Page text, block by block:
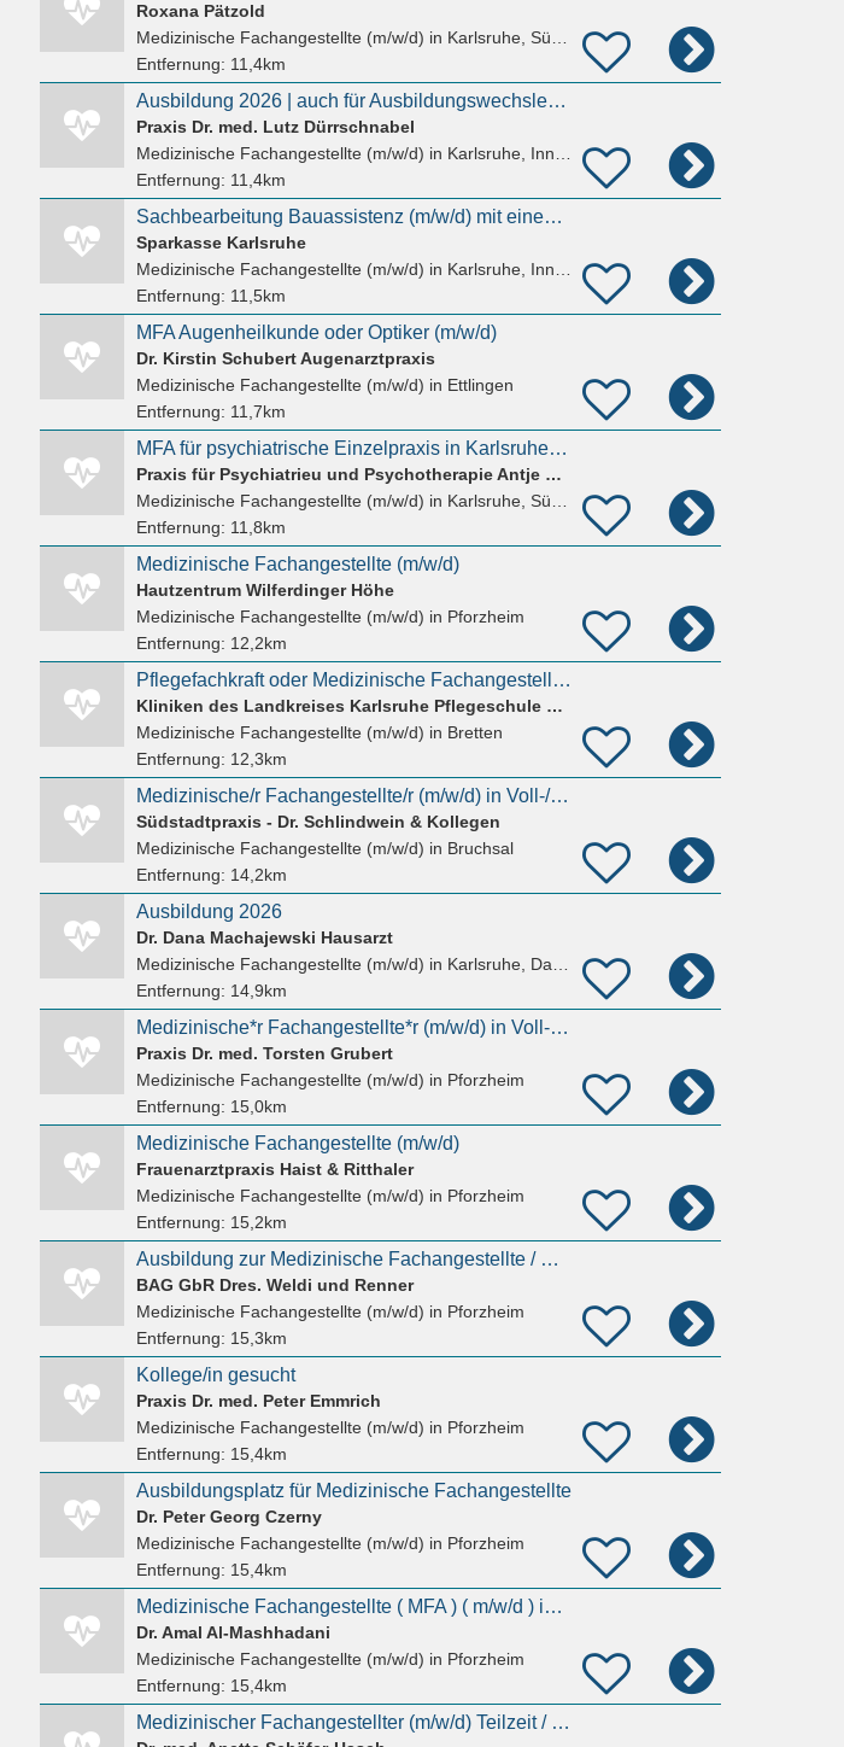
Roxana Pätzold
Medizinische Fachangestellte (m/w/d) in Karlsruhe, Südweststadt
Entfernung: 11,4km
Ausbildung 2026 | auch für Ausbildungswechsler/innen (m/w/d)
Praxis Dr. med. Lutz Dürrschnabel
Medizinische Fachangestellte (m/w/d) in Karlsruhe, Innenstadt-West
Entfernung: 11,4km
Sachbearbeitung Bauassistenz (m/w/d) mit einem Arbeitszeitumfang von 60%
Sparkasse Karlsruhe
Medizinische Fachangestellte (m/w/d) in Karlsruhe, Innenstadt-West
Entfernung: 11,5km
MFA Augenheilkunde oder Optiker (m/w/d)
Dr. Kirstin Schubert Augenarztpraxis
Medizinische Fachangestellte (m/w/d) in Ettlingen
Entfernung: 11,7km
MFA für psychiatrische Einzelpraxis in Karlsruhe (m/w/d)
Praxis für Psychiatrieu und Psychotherapie Antje Maria Jansing
Medizinische Fachangestellte (m/w/d) in Karlsruhe, Südweststadt
Entfernung: 11,8km
Medizinische Fachangestellte (m/w/d)
Hautzentrum Wilferdinger Höhe
Medizinische Fachangestellte (m/w/d) in Pforzheim
Entfernung: 12,2km
Pflegefachkraft oder Medizinische Fachangestellte (MFA) (m/w/d) für die Innere Funktionsabteilung
Kliniken des Landkreises Karlsruhe Pflegeschule Rechbergklinik Bretten
Medizinische Fachangestellte (m/w/d) in Bretten
Entfernung: 12,3km
Medizinische/r Fachangestellte/r (m/w/d) in Voll-/Teilzeit für die Südstadtpraxis in Bruchsal
Südstadtpraxis - Dr. Schlindwein & Kollegen
Medizinische Fachangestellte (m/w/d) in Bruchsal
Entfernung: 14,2km
Ausbildung 2026
Dr. Dana Machajewski Hausarzt
Medizinische Fachangestellte (m/w/d) in Karlsruhe, Daxlanden
Entfernung: 14,9km
Medizinische*r Fachangestellte*r (m/w/d) in Voll- oder Teilzeit
Praxis Dr. med. Torsten Grubert
Medizinische Fachangestellte (m/w/d) in Pforzheim
Entfernung: 15,0km
Medizinische Fachangestellte (m/w/d)
Frauenarztpraxis Haist & Ritthaler
Medizinische Fachangestellte (m/w/d) in Pforzheim
Entfernung: 15,2km
Ausbildung zur Medizinische Fachangestellte / MFA (m/w/d) Orthopädie - Knochenjob? Von wegen!
BAG GbR Dres. Weldi und Renner
Medizinische Fachangestellte (m/w/d) in Pforzheim
Entfernung: 15,3km
Kollege/in gesucht
Praxis Dr. med. Peter Emmrich
Medizinische Fachangestellte (m/w/d) in Pforzheim
Entfernung: 15,4km
Ausbildungsplatz für Medizinische Fachangestellte
Dr. Peter Georg Czerny
Medizinische Fachangestellte (m/w/d) in Pforzheim
Entfernung: 15,4km
Medizinische Fachangestellte ( MFA ) ( m/w/d ) in Teilzeit
Dr. Amal Al-Mashhadani
Medizinische Fachangestellte (m/w/d) in Pforzheim
Entfernung: 15,4km
Medizinischer Fachangestellter (m/w/d) Teilzeit / Minijob-Basis